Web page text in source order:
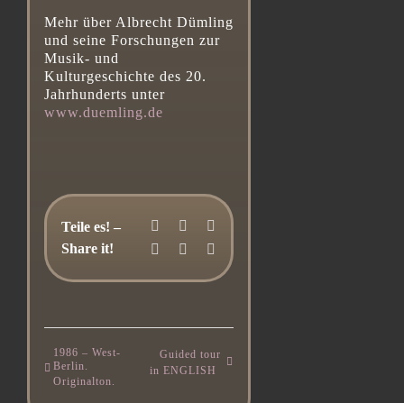
Mehr über Albrecht Dümling
und seine Forschungen zur
Musik- und
Kulturgeschichte des 20.
Jahrhunderts unter
www.duemling.de
Teile es! –
Share it!
FacebookLinkedIn
TelegramPinterest
Mail
1986 – West-
Berlin.
Originalton.
Guided tour
in ENGLISH